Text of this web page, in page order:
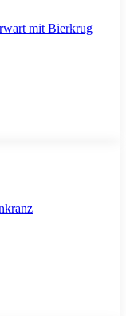
mit Bierkrug